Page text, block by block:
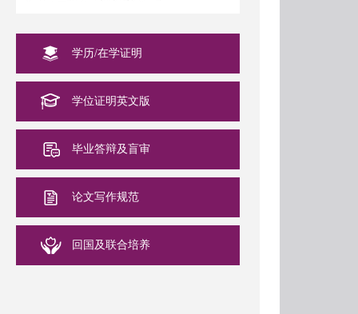
学历/在学证明
学位证明英文版
毕业答辩及盲审
论文写作规范
回国及联合培养